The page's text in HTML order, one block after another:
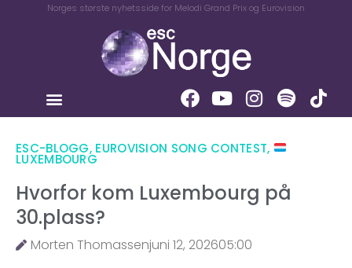
Norges største nyhetsside for Melodi Grand Prix og Eurovision
ESC-BLOGG, EUROVISION SONG CONTEST,
LUXEMBOURG
Hvorfor kom Luxembourg på
30.plass?
Morten Thomassenjuni 12, 202605:00